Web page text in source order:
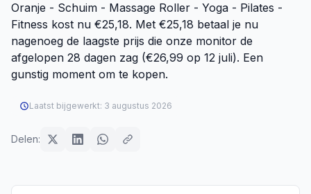
Oranje - Schuim - Massage Roller - Yoga - Pilates -
Fitness kost nu €25,18. Met €25,18 betaal je nu
nagenoeg de laagste prijs die onze monitor de
afgelopen 28 dagen zag (€26,99 op 12 juli). Een
gunstig moment om te kopen.
Laatst bijgewerkt: 3 augustus 2026
Delen: